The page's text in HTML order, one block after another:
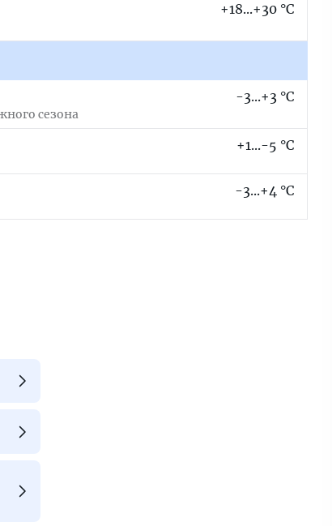
+18...+30 °C
сезона
-3...+3 °C
+1...-5 °C
-3...+4 °C